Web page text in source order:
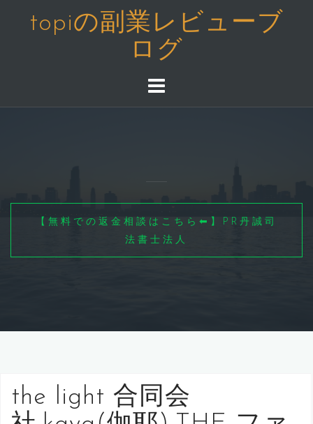
へ
topiの副業レビューブ
ログ
【無料での返金相談はこちら⬅】PR丹誠司
法書士法人
the light 合同会